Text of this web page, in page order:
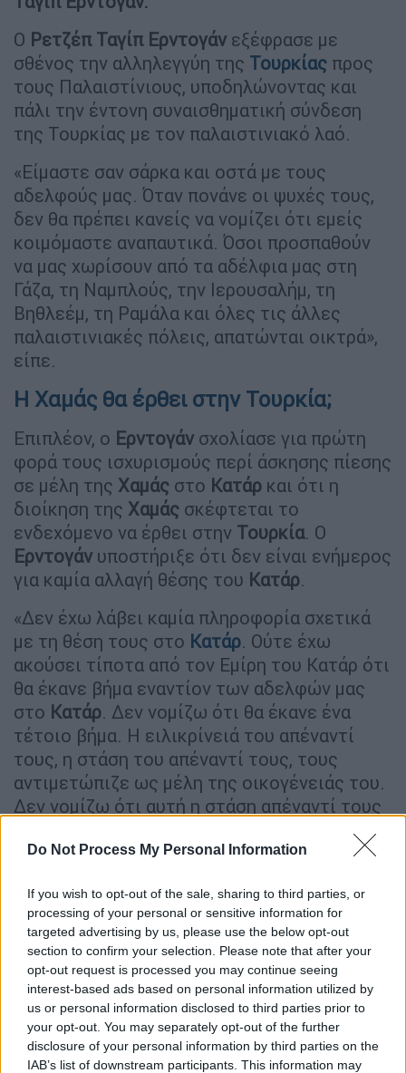
Do Not Process My Personal Information
If you wish to opt-out of the sale, sharing to third parties, or
processing of your personal or sensitive information for
targeted advertising by us, please use the below opt-out
section to confirm your selection. Please note that after your
opt-out request is processed you may continue seeing
interest-based ads based on personal information utilized by
us or personal information disclosed to third parties prior to
your opt-out. You may separately opt-out of the further
disclosure of your personal information by third parties on the
IAB’s list of downstream participants. This information may
Ο Ρετζέπ Ταγίπ Ερντογάν εξέφρασε με
σθένος την αλληλεγγύη της Τουρκίας προς
τους Παλαιστίνιους, υποδηλώνοντας και
πάλι την έντονη συναισθηματική σύνδεση
της Τουρκίας με τον παλαιστινιακό λαό.
«Είμαστε σαν σάρκα και οστά με τους
αδελφούς μας. Όταν πονάνε οι ψυχές τους,
δεν θα πρέπει κανείς να νομίζει ότι εμείς
κοιμόμαστε αναπαυτικά. Όσοι προσπαθούν
να μας χωρίσουν από τα αδέλφια μας στη
Γάζα, τη Ναμπλούς, την Ιερουσαλήμ, τη
Βηθλεέμ, τη Ραμάλα και όλες τις άλλες
παλαιστινιακές πόλεις, απατώνται οικτρά»,
είπε.
Η Χαμάς θα έρθει στην Τουρκία;
Επιπλέον, ο Ερντογάν σχολίασε για πρώτη
φορά τους ισχυρισμούς περί άσκησης πίεσης
σε μέλη της Χαμάς στο Κατάρ και ότι η
διοίκηση της Χαμάς σκέφτεται το
ενδεχόμενο να έρθει στην Τουρκία. Ο
Ερντογάν υποστήριξε ότι δεν είναι ενήμερος
για καμία αλλαγή θέσης του Κατάρ.
«Δεν έχω λάβει καμία πληροφορία σχετικά
με τη θέση τους στο Κατάρ. Ούτε έχω
ακούσει τίποτα από τον Εμίρη του Κατάρ ότι
θα έκανε βήμα εναντίον των αδελφών μας
στο Κατάρ. Δεν νομίζω ότι θα έκανε ένα
τέτοιο βήμα. Η ειλικρίνειά του απέναντί
τους, η στάση του απέναντί τους, τους
αντιμετώπιζε ως μέλη της οικογένειάς του.
Δεν νομίζω ότι αυτή η στάση απέναντί τους
Νετανιάχου»
Αποκαλώντας τον ξανά «Χίτλερ» της
σύγχρονης εποχής τον Ισραηλινό
πρωθυπουργό, ο Τούρκος πρόεδρος δήλωσε
για άλλη μια φορά αποφασισμένος να μην
αφήσει ατιμώρητα τα εγκλήματα του
Νετανιάχουκαι των συνεργών του.